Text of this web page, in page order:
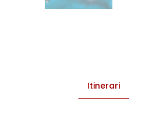
Itinerari